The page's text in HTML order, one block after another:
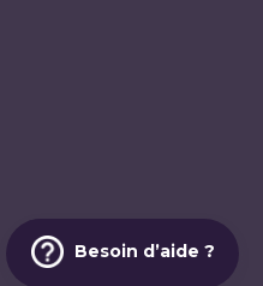
Besoin d’aide ?